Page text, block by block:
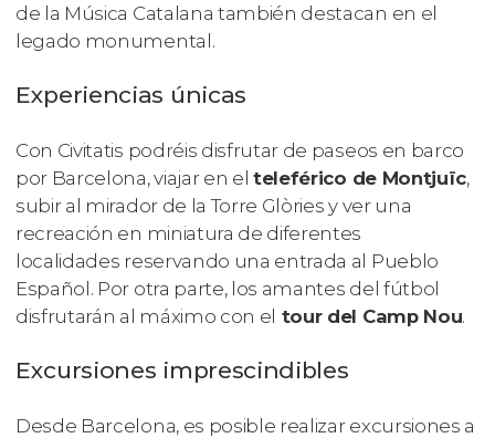
de la Música Catalana también destacan en el
legado monumental.
Experiencias únicas
Con Civitatis podréis disfrutar de paseos en barco
por Barcelona, viajar en elteleférico de Montjuïc,
subir al mirador de la Torre Glòries y ver una
recreación en miniatura de diferentes
localidades reservando una entrada al Pueblo
Español. Por otra parte, los amantes del fútbol
disfrutarán al máximo con el tour del Camp Nou.
Excursiones imprescindibles
Desde Barcelona, es posible realizar excursiones a